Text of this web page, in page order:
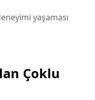
yaşaması
Çoklu